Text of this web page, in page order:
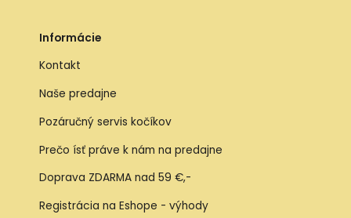
Informácie
Kontakt
Naše predajne
Pozáručný servis kočíkov
Prečo ísť práve k nám na predajne
Doprava ZDARMA nad 59 €,-
Registrácia na Eshope - výhody